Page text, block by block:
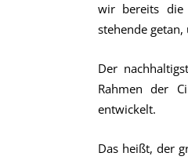
wir bereits die
stehende
Der
Rahmen der
entwickelt.
Das heißt, der